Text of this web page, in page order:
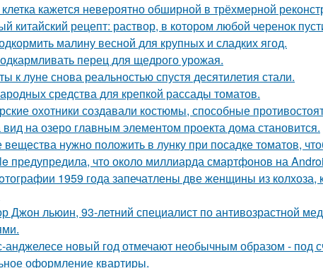
кажется невероятно обширной в трёхмерной
китайский рецепт: раствор, в котором любой черенок
малину весной для крупных и сладких ягод.
перец для щедрого урожая.
к луне снова реальностью спустя десятилетия стали.
средства для крепкой рассады томатов.
охотники создавали костюмы, способные
вид на озеро главным элементом проекта дома становится.
вещества нужно положить в лунку при посадке томатов,
предупредила, что около миллиарда смартфонов на
1959 года запечатлены две женщины из колхоза,
Джон льюин, 93-летний специалист по антивозрастной
анджелесе новый год отмечают необычным образом - под
оформление квартиры.